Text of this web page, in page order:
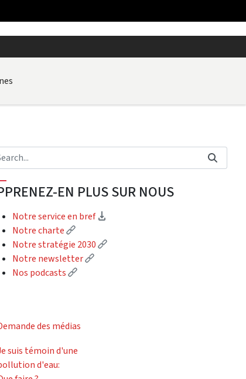
EN PLUS SUR NOUS
Notre service en bref
Notre charte
(External link)
Notre stratégie 2030
(External link)
Notre newsletter
(External link)
Nos podcasts
(External link)
des médias
suis témoin d'une
d'eau: